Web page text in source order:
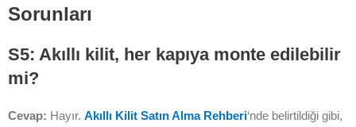
Sorunları
S5: Akıllı kilit, her kapıya monte edilebilir
mi?
Cevap: Hayır. Akıllı Kilit Satın Alma Rehberi‘nde belirtildiği gibi,